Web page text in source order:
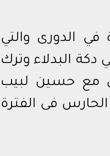
الدورى والتي
البدلاء وترك
مع حسين لبيب
فى الفترة